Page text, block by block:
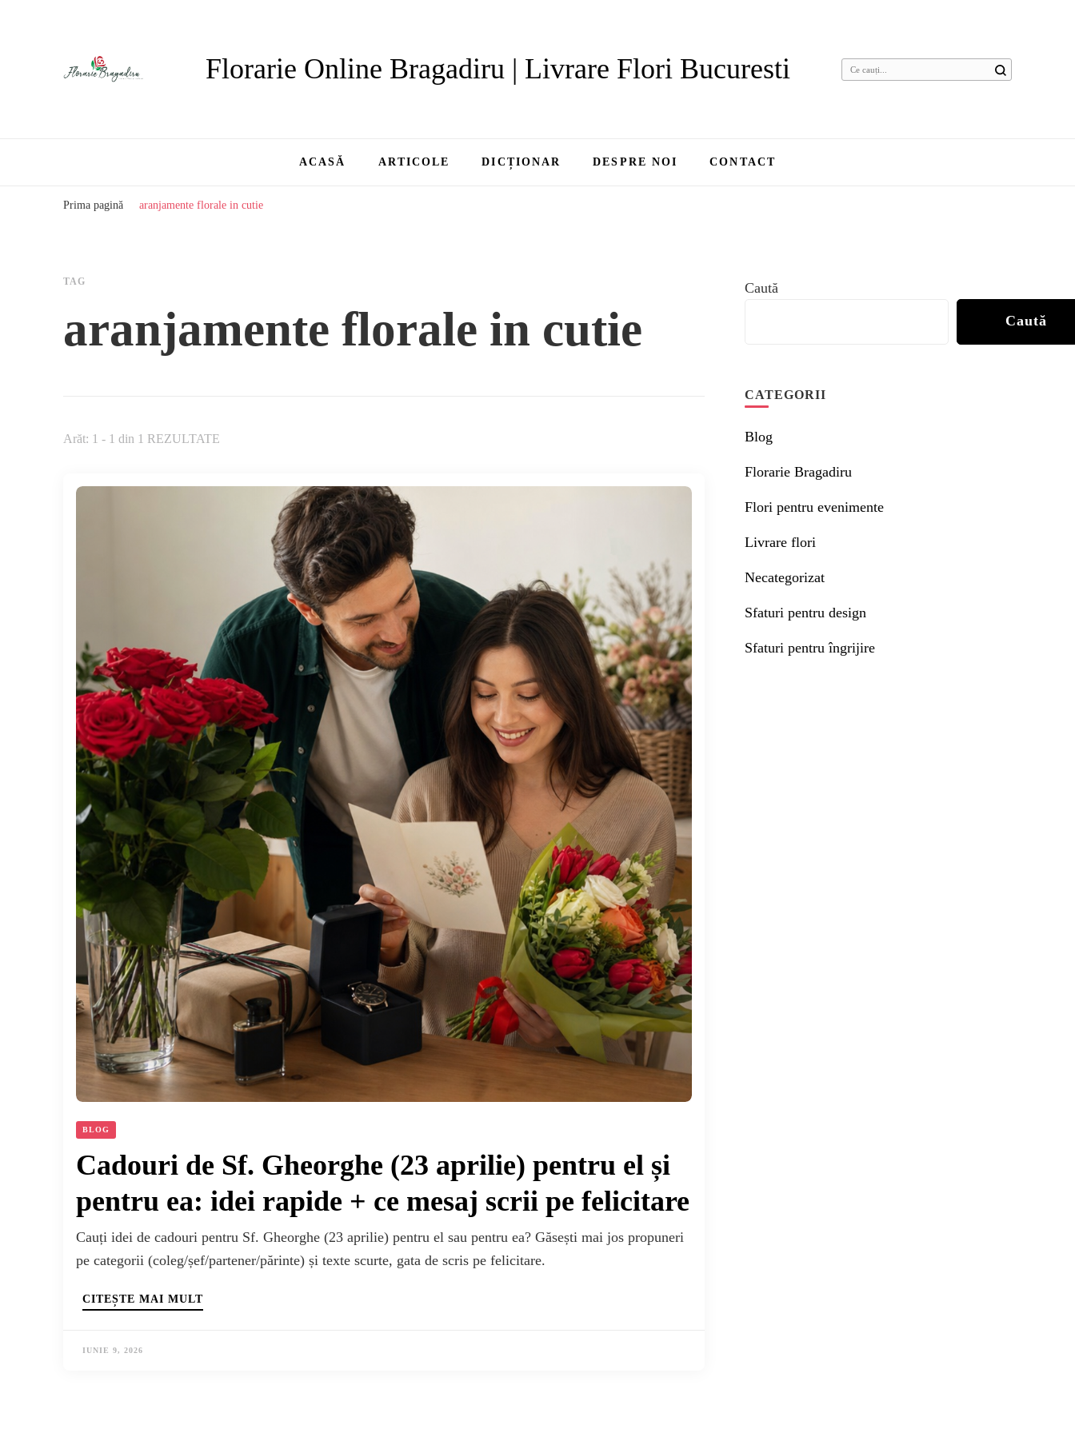
Florarie Online Bragadiru | Livrare Flori Bucuresti
Cauți
ACASĂ ARTICOLE DICȚIONAR DESPRE NOI CONTACT
Prima pagină aranjamente florale in cutie
TAG
aranjamente florale in cutie
Arăt: 1 - 1 din 1 REZULTATE
BLOG
Cadouri de Sf. Gheorghe (23 aprilie) pentru el și
pentru ea: idei rapide + ce mesaj scrii pe felicitare
Cauți idei de cadouri pentru Sf. Gheorghe (23 aprilie) pentru el sau pentru ea? Găsești mai jos propuneri
pe categorii (coleg/șef/partener/părinte) și texte scurte, gata de scris pe felicitare.
CITEȘTE MAI MULT
IUNIE 9, 2026
Caută
Caută
CATEGORII
Blog
Florarie Bragadiru
Flori pentru evenimente
Livrare flori
Necategorizat
Sfaturi pentru design
Sfaturi pentru îngrijire